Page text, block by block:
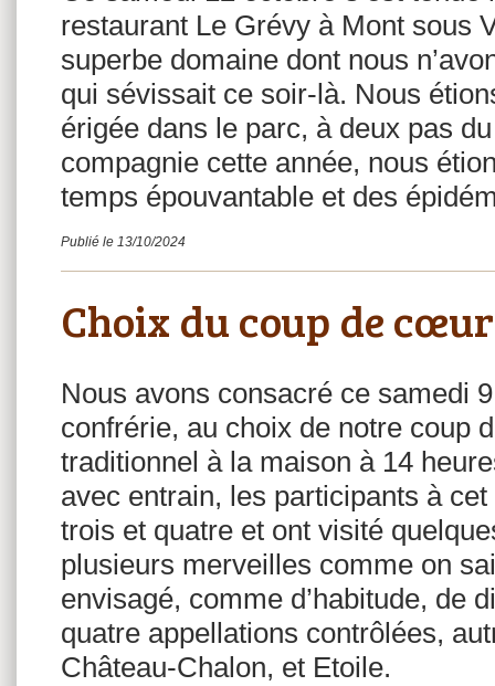
restaurant Le Grévy à Mont sous
superbe domaine dont nous
qui sévissait ce soir-là. Nous
érigée dans le parc, à deux pas
compagnie cette année, nous
temps épouvantable et des
Publié le 13/10/2024
Choix du coup de
Nous avons consacré ce samedi
confrérie, au choix de notre coup
traditionnel à la maison à 14
avec entrain, les participants à
trois et quatre et ont visité
plusieurs merveilles comme on
envisagé, comme d’habitude, de
quatre appellations contrôlées,
Château-Chalon, et Etoile.